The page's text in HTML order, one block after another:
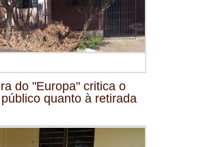
do "Europa" critica o
quanto à retirada